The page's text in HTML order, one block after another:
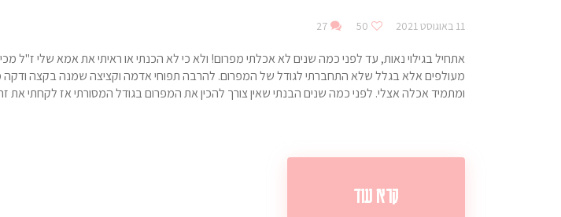
11 באוגוסט 2021 50
27
אתחיל בגילוי נאות, עד לפני כמה שנים לא אכלתי מפרום! ולא כי לא הכנתי או ראיתי את אמא שלי ז"ל
מעולפים אלא בגלל שלא התחברתי לגודל של המפרום. להרבה תפוחי אדמה וקציצה שמנה בקצה ודקה
ומתמיד אכלה אצלי. לפני כמה שנים הבנתי שאין צורך להכין את המפרום בגודל המסורתי אז לקחתי את
קרא עוד
פסטל
פיצה של תשעת הימים ולמה